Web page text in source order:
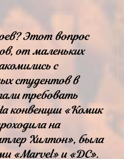
Этот вопрос
от маленьких
с
студентов в
требовать
конвенции «Комик
на
Хилтон», была
«Marvel» и «DC».